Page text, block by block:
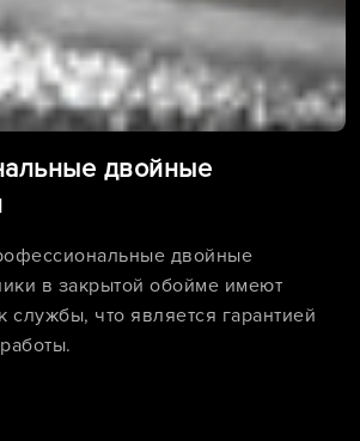
двойные
двойные
в закрытой обойме имеют
службы, что является гарантией